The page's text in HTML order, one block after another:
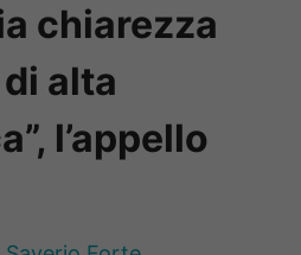
chiarezza
alta
l’appello